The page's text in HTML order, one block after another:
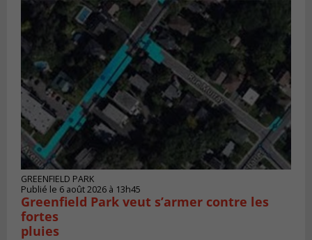
GREENFIELD PARK
Publié le 6 août 2026 à 13h45
Greenfield Park veut s’armer contre les
fortes
pluies